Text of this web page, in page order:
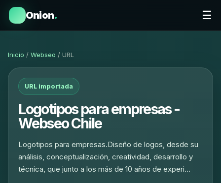
Onion. ☰
Inicio / Webseo / URL
URL importada
Logotipos para empresas -
Webseo Chile
Logotipos para empresas.Diseño de logos, desde su
análisis, conceptualización, creatividad, desarrollo y
técnica, que junto a los más de 10 años de experi…